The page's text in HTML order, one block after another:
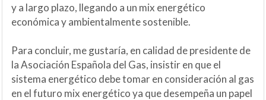
y a largo plazo, llegando a un mix energético
económica y ambientalmente sostenible.
Para concluir, me gustaría, en calidad de presidente de
la Asociación Española del Gas, insistir en que el
sistema energético debe tomar en consideración al gas
en el futuro mix energético ya que desempeña un papel